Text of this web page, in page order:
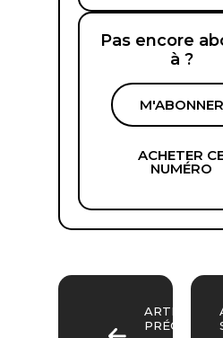
Pas encore
à ?
M'ABONNER
ACHETER
NUMÉRO
ARTICLE
PRÉCÉDENT